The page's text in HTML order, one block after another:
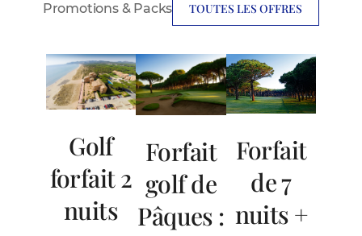
Promotions & Packs TOUTES LES OFFRES
Golf
forfait 2
nuits
Forfait
golf de
Pâques :
Forfait
de 7
nuits +